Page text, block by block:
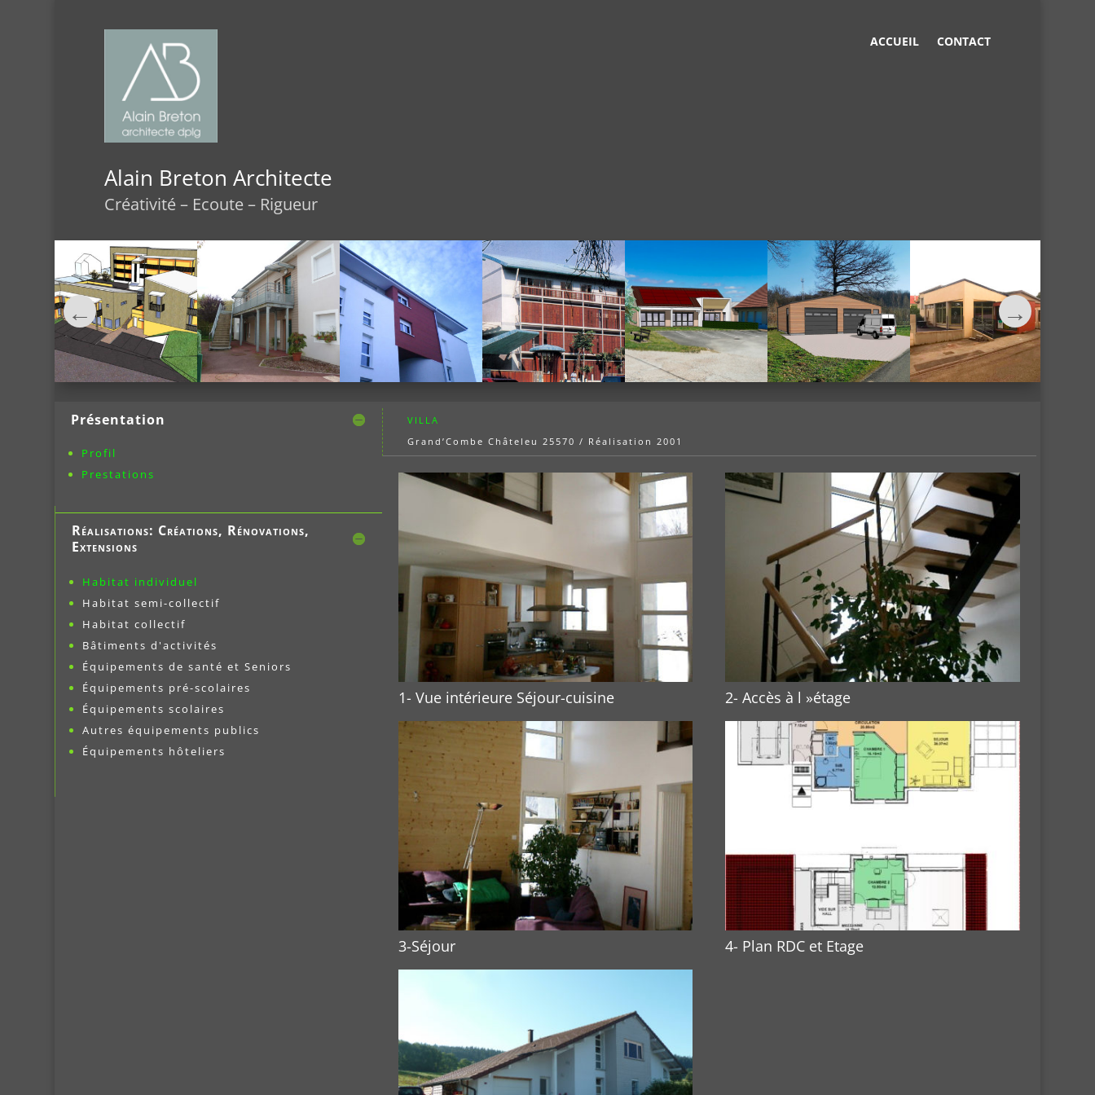
Alain Breton Architecte
Créativité – Ecoute – Rigueur
ACCUEIL CONTACT
Présentation
Profil
Prestations
Réalisations: Créations, Rénovations,
Extensions
Habitat individuel
Habitat semi-collectif
Habitat collectif
Bâtiments d'activités
Équipements de santé et Seniors
Équipements pré-scolaires
Équipements scolaires
Autres équipements publics
Équipements hôteliers
VILLA
Grand’Combe Châteleu 25570 / Réalisation 2001
1- Vue intérieure Séjour-cuisine 2- Accès à l »étage
3-Séjour 4- Plan RDC et Etage